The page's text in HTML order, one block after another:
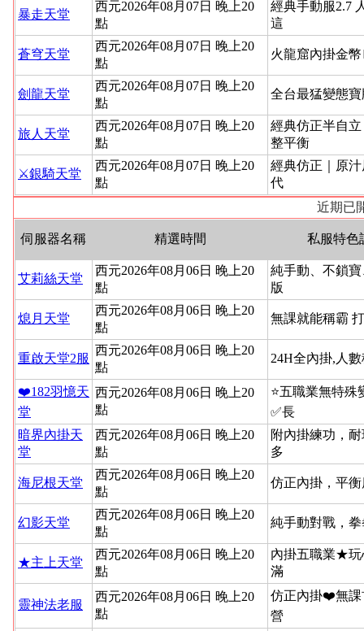
暴走天堂
西元2026年08月07日 晚上20
點
經典手動服2.7
這
蒼穹天堂
西元2026年08月07日 晚上20
點
火龍窟內掛金
劍龍天堂
西元2026年08月07日 晚上20
點
全台最猛變態寶
旅人天堂
西元2026年08月07日 晚上20
點
經典仿正半自
整平衡
⚔️銀騎天堂
西元2026年08月07日 晚上20
點
經典仿正｜原
代
近期已
伺服器名稱 精選時間 私服特色
艾莉絲天堂
西元2026年08月06日 晚上20
點
純手動、不鎖
版
熄月天堂
西元2026年08月06日 晚上20
點
無課就能稱霸
重啟天堂2服
西元2026年08月06日 晚上20
點
24H全內掛,人
❤️182羽憶天
堂
西元2026年08月06日 晚上20
點
⭐️五職業無特殊
✅長
暗界內掛天
堂
西元2026年08月06日 晚上20
點
附內掛練功，
多
海尼根天堂
西元2026年08月06日 晚上20
點
仿正內掛，平
幻影天堂
西元2026年08月06日 晚上20
點
純手動對戰，
★主上天堂
西元2026年08月06日 晚上20
點
內掛五職業★玩
滿
靈神法老服
西元2026年08月06日 晚上20
點
仿正內掛❤️無
營